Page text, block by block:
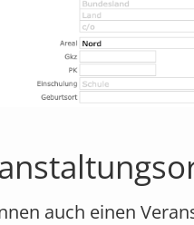
auch einen